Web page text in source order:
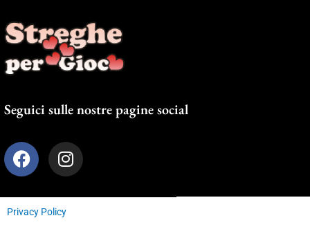
Seguici sulle nostre pagine social
F
a
e
b
I
n
t
a
Privacy Policy